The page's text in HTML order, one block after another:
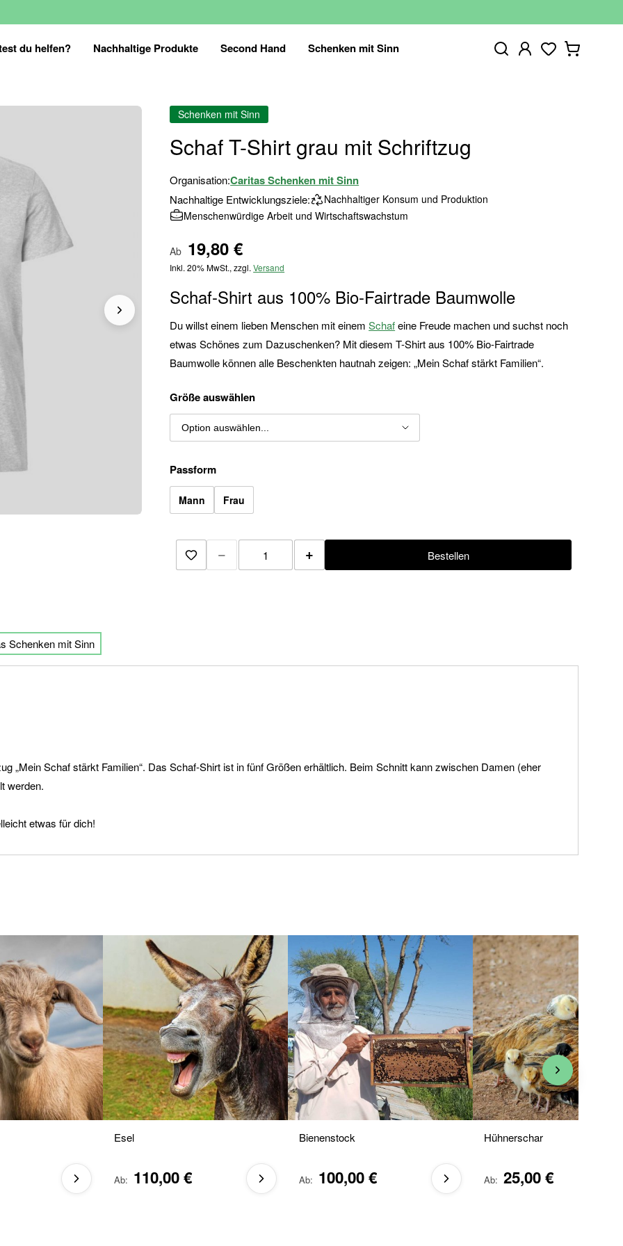
du helfen? Nachhaltige Produkte Second Hand Schenken mit Sinn
Schenken mit Sinn
Schaf T-Shirt grau mit Schriftzug
Organisation:Caritas Schenken mit Sinn
Nachhaltige Entwicklungsziele:
Nachhaltiger Konsum und Produktion
Menschenwürdige Arbeit und Wirtschaftswachstum
Ab 19,80 €
Inkl. 20% MwSt., zzgl.Versand
Schaf-Shirt aus 100% Bio-Fairtrade Baumwolle
Du willst einem lieben Menschen mit einemSchafeine Freude machen und suchst noch
etwas Schönes zum Dazuschenken? Mit diesem T-Shirt aus 100% Bio-Fairtrade
Baumwolle können alle Beschenkten hautnah zeigen: „Mein Schaf stärkt Familien“.
Größe auswählen
Passform
Mann Frau
Zur Merkliste hinzufügen
− + Bestellen
„Mein Schaf stärkt Familien“. Das Schaf-Shirt ist in fünf Größen erhältlich. Beim Schnitt kann zwischen Damen (eher
werden.
etwas für dich!
Schenken mit Sinn
Esel
Ab 110,00 €
Bienenstock
Ab 100,00 €
Hühnerschar
Ab 25,00 €